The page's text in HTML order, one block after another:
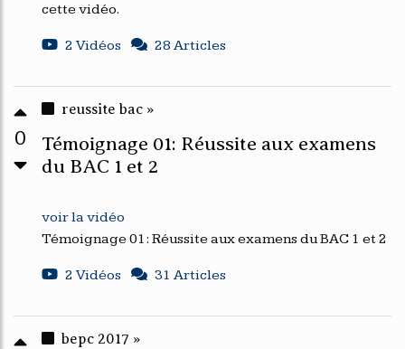
cette vidéo.
2 Vidéos 28 Articles
0
reussite bac »
Témoignage 01: Réussite aux examens
du BAC 1 et 2
voir la vidéo
Témoignage 01: Réussite aux examens du BAC 1 et 2
2 Vidéos 31 Articles
bepc 2017 »